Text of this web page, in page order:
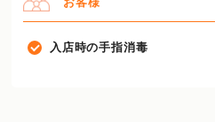
入店時の手指消毒